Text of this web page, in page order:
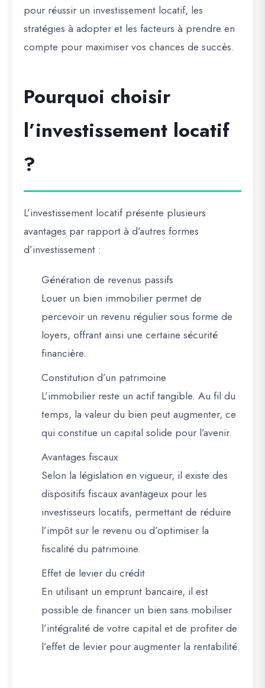
pour réussir un investissement locatif, les
stratégies à adopter et les facteurs à prendre en
compte pour maximiser vos chances de succès.
Pourquoi choisir
l’investissement locatif
?
L’investissement locatif présente plusieurs
avantages par rapport à d’autres formes
d’investissement :
Génération de revenus passifs
Louer un bien immobilier permet de
percevoir un revenu régulier sous forme de
loyers, offrant ainsi une certaine sécurité
financière.
Constitution d’un patrimoine
L’immobilier reste un actif tangible. Au fil du
temps, la valeur du bien peut augmenter, ce
qui constitue un capital solide pour l’avenir.
Avantages fiscaux
Selon la législation en vigueur, il existe des
dispositifs fiscaux avantageux pour les
investisseurs locatifs, permettant de réduire
l’impôt sur le revenu ou d’optimiser la
fiscalité du patrimoine.
Effet de levier du crédit
En utilisant un emprunt bancaire, il est
possible de financer un bien sans mobiliser
l’intégralité de votre capital et de profiter de
l’effet de levier pour augmenter la rentabilité.